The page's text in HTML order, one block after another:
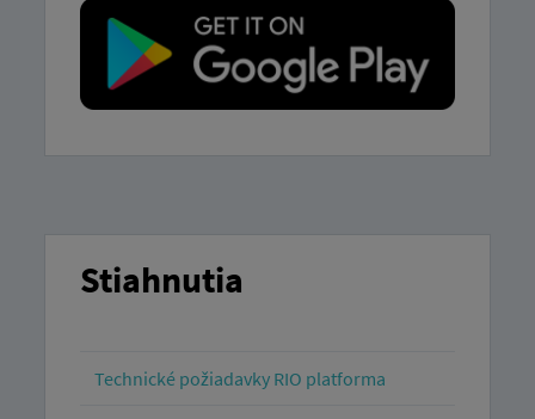
Stiahnutia
Technické požiadavky RIO platforma